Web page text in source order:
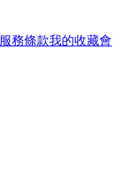
服務條款我的收藏會